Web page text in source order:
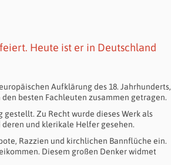
Heute ist er in Deutschland
Aufklärung des 18. Jahrhunderts,
besten Fachleuten zusammen getragen.
gestellt. Zu Recht wurde dieses Werk als
und klerikale Helfer gesehen.
Razzien und kirchlichen Bannflüche ein.
Diesem großen Denker widmet